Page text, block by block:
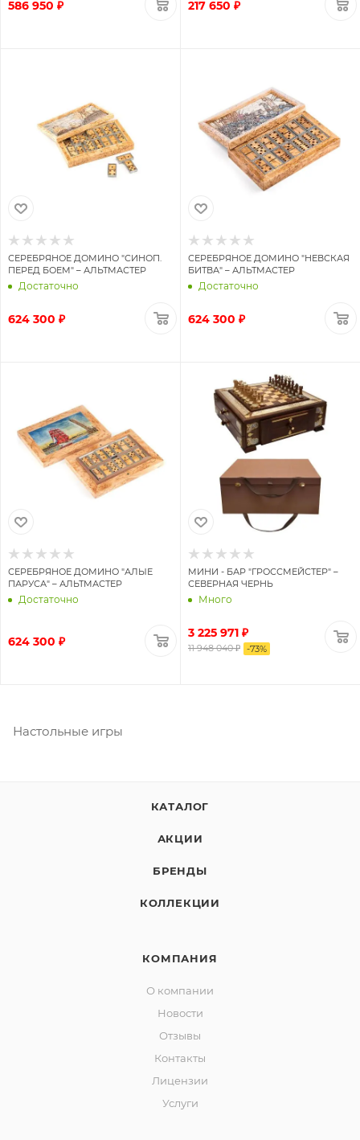
586 950 ₽ 217 650 ₽
СЕРЕБРЯНОЕ ДОМИНО "СИНОП.
ПЕРЕД БОЕМ" – АЛЬТМАСТЕР
Достаточно
624 300 ₽
СЕРЕБРЯНОЕ ДОМИНО "НЕВСКАЯ
БИТВА" – АЛЬТМАСТЕР
Достаточно
624 300 ₽
СЕРЕБРЯНОЕ ДОМИНО "АЛЫЕ
ПАРУСА" – АЛЬТМАСТЕР
Достаточно
624 300 ₽
МИНИ - БАР "ГРОССМЕЙСТЕР" –
СЕВЕРНАЯ ЧЕРНЬ
Много
3 225 971 ₽
11 948 040 ₽ -73%
Настольные игры
КАТАЛОГ
АКЦИИ
БРЕНДЫ
КОЛЛЕКЦИИ
КОМПАНИЯ
О компании
Новости
Отзывы
Контакты
Лицензии
Услуги